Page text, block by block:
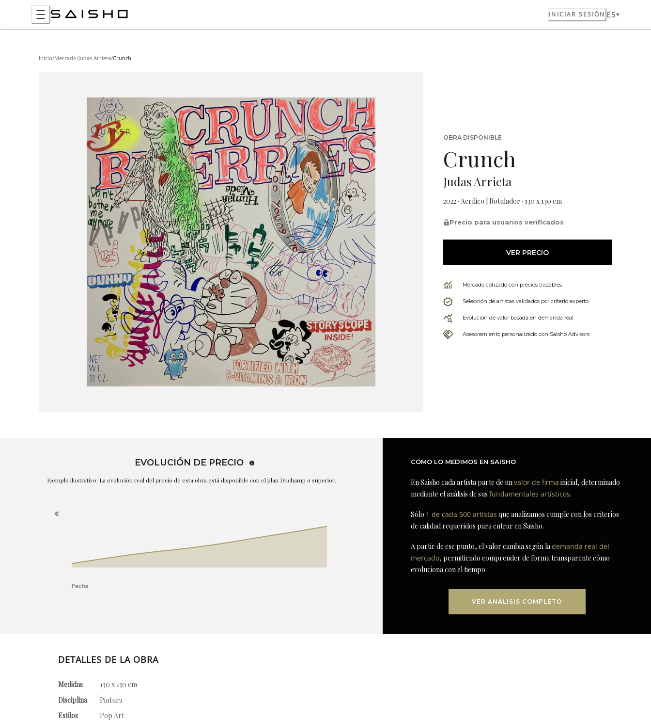
INICIAR SESIÓN ES
Inicio/Mercado/Judas Arrieta/Crunch
OBRA DISPONIBLE
Crunch
Judas Arrieta
2022 · Acrílico | Rotulador · 130 x 130 cm
Precio para usuarios verificados
VER PRECIO
Mercado cotizado con precios trazables
Selección de artistas validados por criterio experto
Evolución de valor basada en demanda real
Asesoramiento personalizado con Saisho Advisors
EVOLUCIÓN DE PRECIO
Ejemplo ilustrativo. La evolución real del precio de esta obra está disponible con el plan Duchamp o superior.
CÓMO LO MEDIMOS EN SAISHO
En Saisho cada artista parte de unvalor de firma inicial, determinado
mediante el análisis de susfundamentales artísticos.
Sólo 1 de cada 500 artistas que analizamos cumple con los criterios
de calidad requeridos para entrar en Saisho.
A partir de ese punto, el valor cambia según lademanda real del
mercado, permitiendo comprender de forma transparente cómo
evoluciona con el tiempo.
VER ANÁLISIS COMPLETO
DETALLES DE LA OBRA
Medidas
130 x 130 cm
Disciplina
Pintura
Estilos
Pop Art